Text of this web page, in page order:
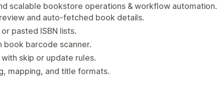
scalable bookstore operations & workflow automation.
and auto-fetched book details.
pasted ISBN lists.
book barcode scanner.
skip or update rules.
mapping, and title formats.